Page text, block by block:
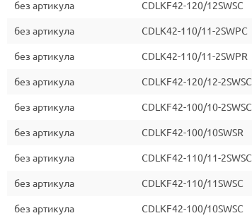
без артикула CDLKF42-120/12SWSC
без артикула CDLK42-110/11-2SWPC
без артикула CDLK42-110/11-2SWPR
без артикула CDLKF42-120/12-2SWSC
без артикула CDLKF42-100/10-2SWSC
без артикула CDLKF42-100/10SWSR
без артикула CDLKF42-110/11-2SWSC
без артикула CDLKF42-110/11SWSC
без артикула CDLKF42-100/10SWSC